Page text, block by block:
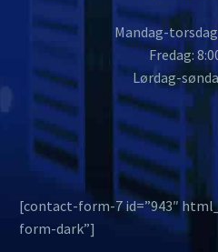
Mandag-
Fredag:
Lørdag-
[contact-form-7 id=”943″
form-dark”]